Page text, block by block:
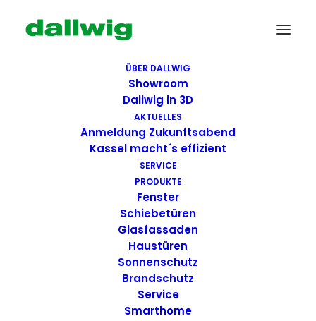
ÜBER DALLWIG
Showroom
Dallwig in 3D
AKTUELLES
Anmeldung Zukunftsabend
Kassel macht´s effizient
SERVICE
PRODUKTE
Fenster
Schiebetüren
Glasfassaden
Haustüren
Sonnenschutz
Brandschutz
Service
Smarthome
Wir suchen Dich!
Dallwig bietet
Perspektive